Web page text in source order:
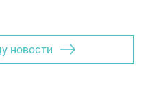
новости